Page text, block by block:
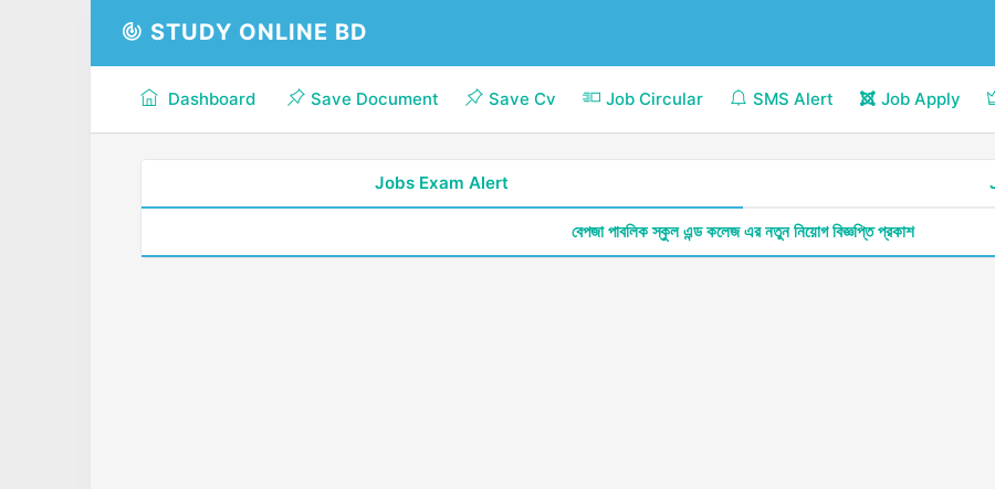
STUDY ONLINE BD
Dashboard Save Document Save Cv Job Circular SMS Alert Job Apply
Jobs Exam Alert
বেপজা পাবলিক স্কুল এন্ড কলেজ এর নতুন নিয়োগ বিজ্ঞপ্তি প্রকাশ